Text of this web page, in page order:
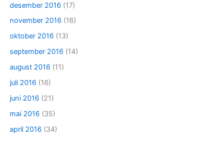
desember 2016 (17)
november 2016 (16)
oktober 2016 (13)
september 2016 (14)
august 2016 (11)
juli 2016 (16)
juni 2016 (21)
mai 2016 (35)
april 2016 (34)